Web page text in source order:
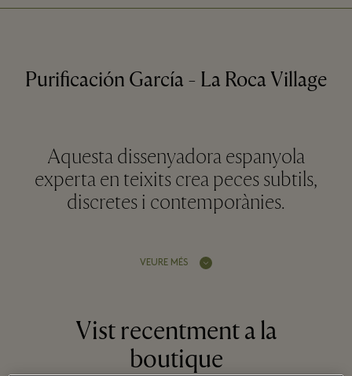
Purificación García - La Roca Village
Aquesta dissenyadora espanyola
experta en teixits crea peces subtils,
discretes i contemporànies.
VEURE MÉS
Vist recentment a la
boutique